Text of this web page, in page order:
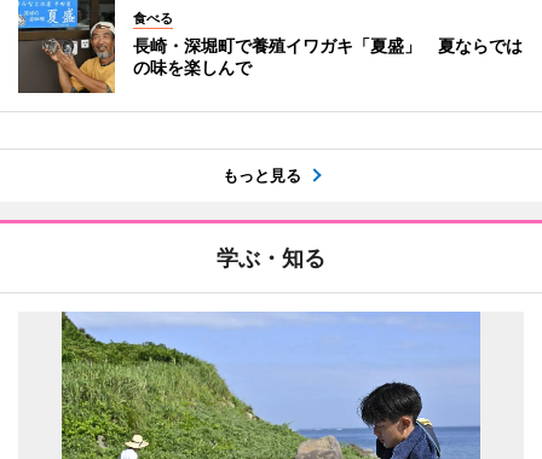
食べる
長崎・深堀町で養殖イワガキ「夏盛」 夏ならでは
の味を楽しんで
もっと見る
学ぶ・知る